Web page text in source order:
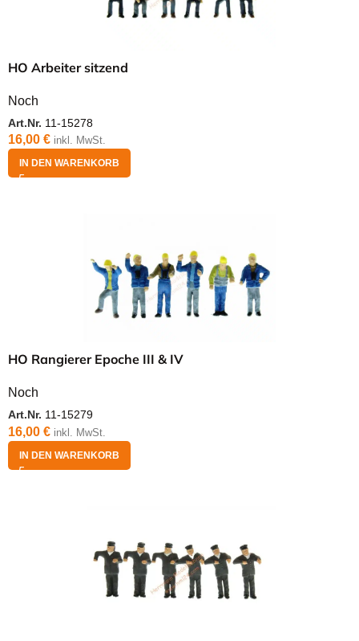
HO Arbeiter sitzend
Noch
Art.Nr. 11-15278
16,00 € inkl. MwSt.
IN DEN WARENKORB
HO Rangierer Epoche III & IV
Noch
Art.Nr. 11-15279
16,00 € inkl. MwSt.
IN DEN WARENKORB